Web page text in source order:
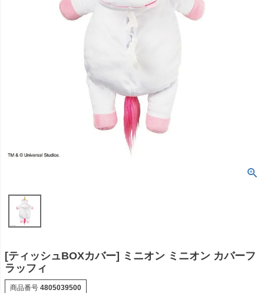
[ティッシュBOXカバー] ミニオン ミニオン カバーフ
ラッフィ
商品番号 4805039500